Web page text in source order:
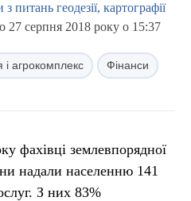
питань геодезії, картографії
27 серпня 2018 року о 15:37
і агрокомплекс Фінанси
фахівці землевпорядної
надали населенню 141
З них 83%